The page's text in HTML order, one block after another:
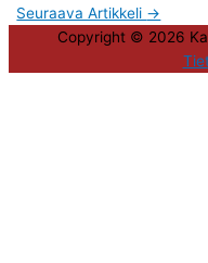
Seuraava Artikkeli →
Copyright © 2026